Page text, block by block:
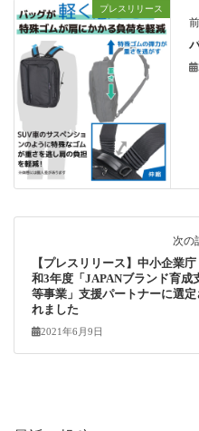
プレスリリース
次の
【プレスリリース】中小企業庁
和3年度「JAPANブランド育成
等事業」支援パートナーに選定
れました
2021年6月9日